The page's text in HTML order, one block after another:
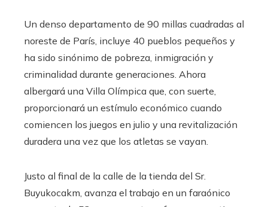
Un denso departamento de 90 millas cuadradas al
noreste de París, incluye 40 pueblos pequeños y
ha sido sinónimo de pobreza, inmigración y
criminalidad durante generaciones. Ahora
albergará una Villa Olímpica que, con suerte,
proporcionará un estímulo económico cuando
comiencen los juegos en julio y una revitalización
duradera una vez que los atletas se vayan.
Justo al final de la calle de la tienda del Sr.
Buyukocakm, avanza el trabajo en un faraónico